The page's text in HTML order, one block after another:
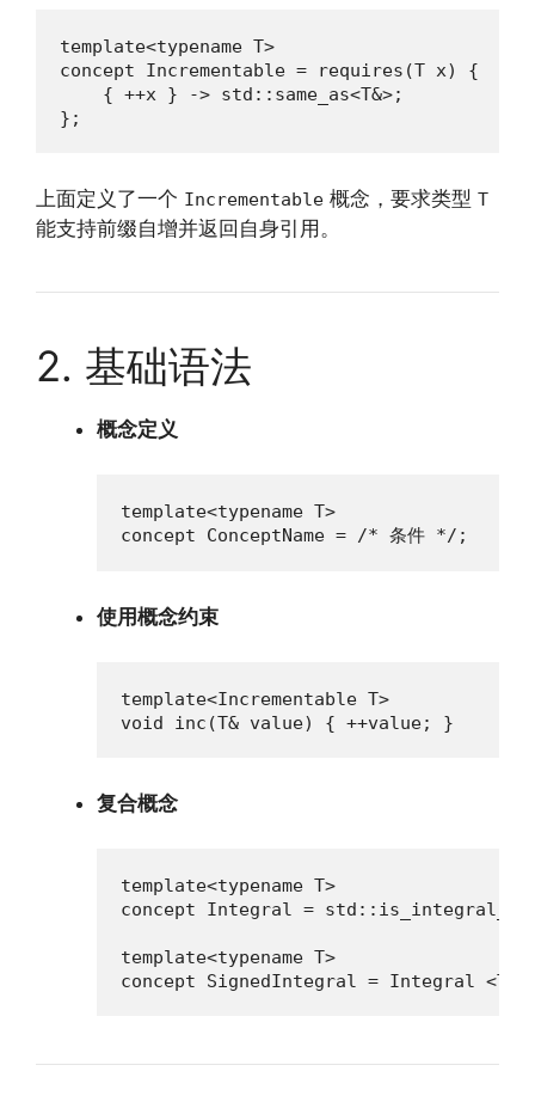
template<typename T>
concept Incrementable = requires(T x) {
    { ++x } -> std::same_as<T&>;
};
上面定义了一个 Incrementable 概念，要求类型 T
能支持前缀自增并返回自身引用。
2. 基础语法
概念定义
template<typename T>
concept ConceptName = /* 条件 */;
使用概念约束
template<Incrementable T>
void inc(T& value) { ++value; }
复合概念
template<typename T>
concept Integral = std::is_integral_v
template<typename T>
concept SignedIntegral = Integral <T>